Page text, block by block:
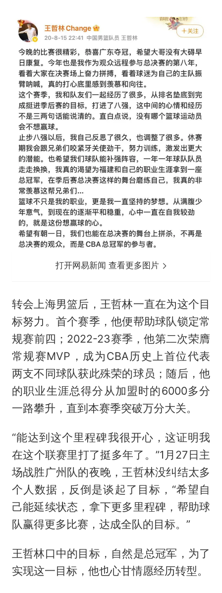
打开网易新闻 查看更多图片
转会上海男篮后，王哲林一直在为这个目
标努力。首个赛季，他便帮助球队锁定常
规赛前四；2022-23赛季，他第二次荣膺
常规赛MVP，成为CBA历史上首位代表
两支不同球队获此殊荣的球员；随后，他
的职业生涯总得分从加盟时的6000多分
一路攀升，直到本赛季突破万分大关。
“能达到这个里程碑我很开心，这证明我
在这个联赛里打了挺多年了。”1月27日主
场战胜广州队的夜晚，王哲林没纠结太多
个人数据，反倒是谈起了目标，“希望自
己能延续状态，拿下更多里程碑，帮助球
队赢得更多比赛，达成全队的目标。”
王哲林口中的目标，自然是总冠军，为了
实现这一目标，他也心甘情愿经历转型。